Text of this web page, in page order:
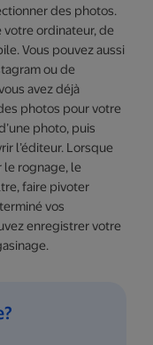
des photos.
ordinateur, de
Vous pouvez aussi
ou de
avez déjà
photos pour votre
photo, puis
l’éditeur. Lorsque
le rognage, le
faire pivoter
vos
enregistrer votre